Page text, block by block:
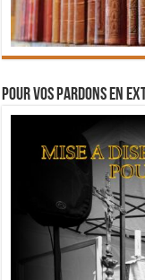
Pour vos pardons en